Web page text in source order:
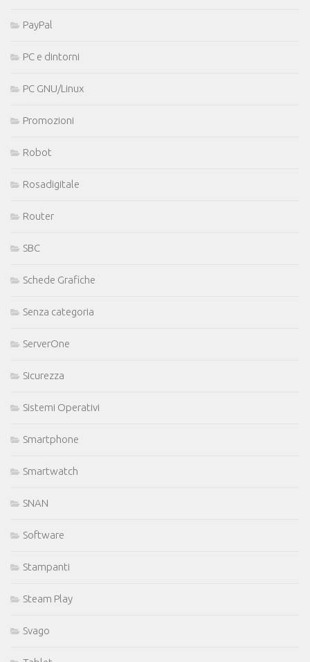
PayPal
PC e dintorni
PC GNU/Linux
Promozioni
Robot
Rosadigitale
Router
SBC
Schede Grafiche
Senza categoria
ServerOne
Sicurezza
Sistemi Operativi
Smartphone
Smartwatch
SNAN
Software
Stampanti
Steam Play
Svago